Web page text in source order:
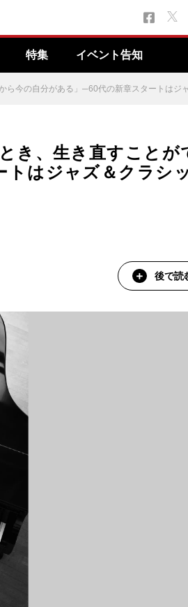
特集 イベント告知
ら今の自分がある」─60代の新章スタートはジ
き、生き直すことが
はジャズ＆クラシッ
後で読